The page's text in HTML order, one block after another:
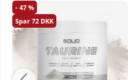
47
72